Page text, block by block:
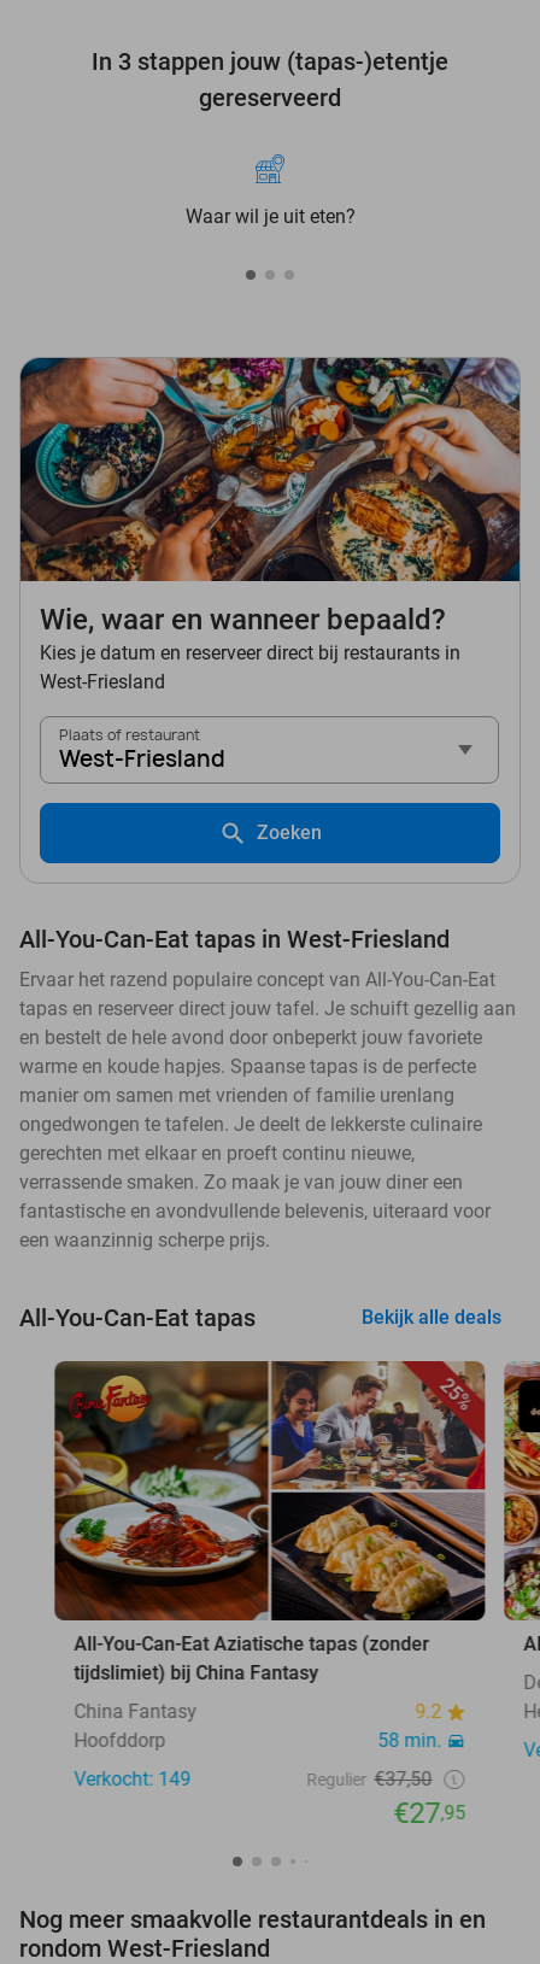
In 3 stappen jouw (tapas-)etentje
gereserveerd
Waar wil je uit eten?
Wie, waar en wanneer bepaald?
Kies je datum en reserveer direct bij restaurants in
West-Friesland
Plaats of restaurant
West-Friesland
Zoeken
All-You-Can-Eat tapas in West-Friesland
Ervaar het razend populaire concept van All-You-Can-Eat
tapas en reserveer direct jouw tafel. Je schuift gezellig aan
en bestelt de hele avond door onbeperkt jouw favoriete
warme en koude hapjes. Spaanse tapas is de perfecte
manier om samen met vrienden of familie urenlang
ongedwongen te tafelen. Je deelt de lekkerste culinaire
gerechten met elkaar en proeft continu nieuwe,
verrassende smaken. Zo maak je van jouw diner een
fantastische en avondvullende belevenis, uiteraard voor
een waanzinnig scherpe prijs.
All-You-Can-Eat tapas Bekijk alle deals
25%
All-You-Can-Eat Aziatische tapas (zonder
tijdslimiet) bij China Fantasy
China Fantasy
9.2
Hoofddorp
58 min.
Verkocht: 149
Regulier €37,50
€27,95
Nog meer smaakvolle restaurantdeals in en
rondom West-Friesland